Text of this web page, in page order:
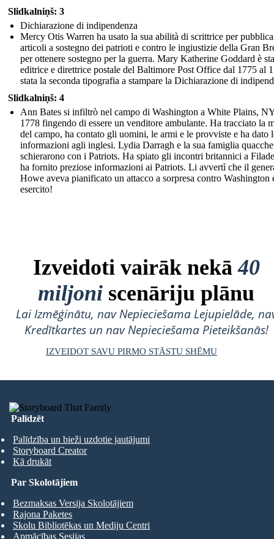
Slidkalniņš: 3
Dichiarazione di indipendenza
Mercy Otis Warren ha usato la sua abilità di scrittrice per
articoli a sostegno dei patrioti e contro le ingiustizie della Gran
per ottenere sostegno per la guerra. Mary Katherine Goddard è
editrice e direttrice postale del Baltimore Post Office dal 1775 al
stata la seconda tipografia a stampare la Dichiarazione di
Slidkalniņš: 4
Ann Bates si infiltrò nel campo di Washington a White Plains,
1778 fingendo di essere un venditore ambulante. Ha tracciato la
del campo, ha contato gli uomini, le armi e le provviste e ha dato
informazioni agli inglesi. Lydia Darragh e la sua famiglia
schierarono con i Patriots. Ha spiato gli incontri britannici a
ha fornito preziose informazioni ai Patriots. Li avvertì che il
Howe aveva pianificato un attacco a sorpresa contro Washington
esercito!
Izveidoti vairāk nekā40
miljoni scenāriju plānu
Lai Izmēģinātu, nav Nepieciešama Lejupielāde,
Kredītkartes un nav Nepieciešama Pieteikšanās!
IZVEIDOT SAVU PIRMO STĀSTU SHĒMU
Palīdzēt
Palīdzība un bieži uzdotie jautājumi
Storyboard Creator
Kā drukāt
Par Skolotājiem
Bezmaksas Versija Skolotājiem
Rajona Paketes
Skolu Bibliotēkas un Mediju Centri
Apmācības Sesijas